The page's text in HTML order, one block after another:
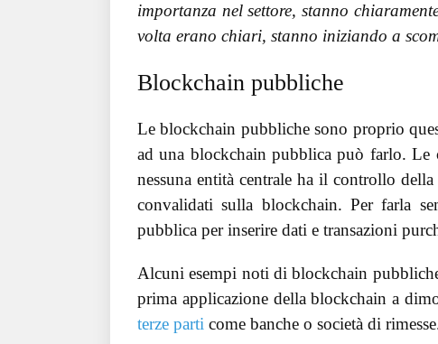
importanza nel settore, stanno
volta erano chiari, stanno iniziando a
Blockchain pubbliche
Le blockchain pubbliche sono proprio
ad una blockchain pubblica può farlo. Le
nessuna entità centrale ha il controllo
convalidati sulla blockchain. Per farla
pubblica per inserire dati e transazioni
Alcuni esempi noti di blockchain
prima applicazione della blockchain a
terze parti come banche o società di